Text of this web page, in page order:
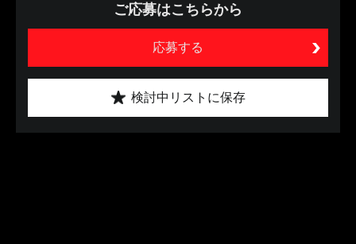
ご応募はこちらから
応募する
検討中リストに保存